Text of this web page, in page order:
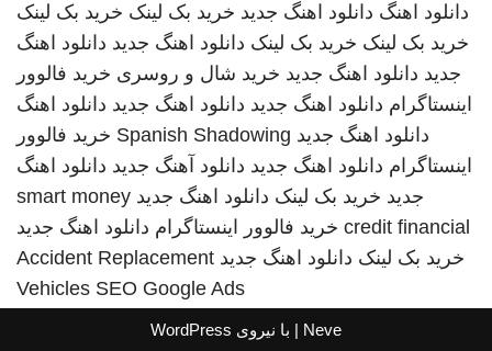
دانلود اهنگ دانلود اهنگ جدید خرید بک لینک خرید بک لینک
خرید بک لینک خرید بک لینک دانلود اهنگ جدید دانلود اهنگ
جدید دانلود اهنگ جدید خرید شال و روسری خرید فالوور
اینستاگرام دانلود اهنگ جدید دانلود اهنگ جدید دانلود اهنگ
دانلود اهنگ جدید Spanish Shadowing خرید فالوور
اینستاگرام دانلود اهنگ جدید دانلود آهنگ جدید دانلود اهنگ
جدید خرید بک لینک دانلود اهنگ جدید smart money
credit financial خرید فالوور اینستاگرام دانلود اهنگ جدید
خرید بک لینک دانلود اهنگ جدید Accident Replacement
Vehicles SEO Google Ads
Neve | با نیروی WordPress